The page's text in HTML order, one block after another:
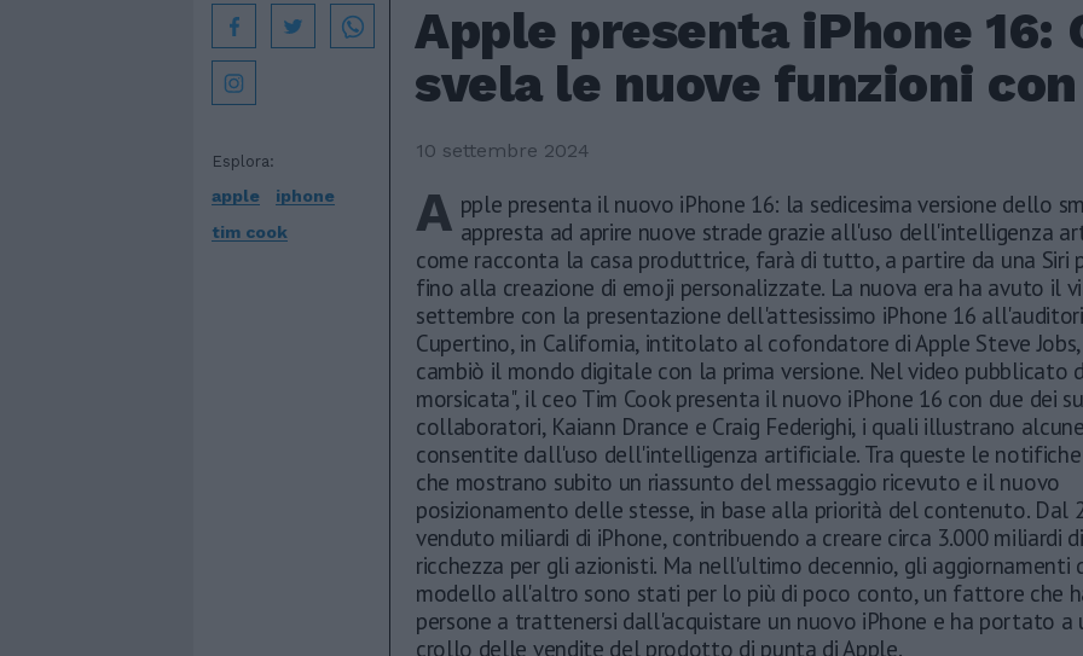
Apple presenta iPhone 16:
svela le nuove funzioni
10 settembre 2024
Esplora:
apple
iphone
tim cook
A pple presenta il nuovo iPhone 16: la sedicesima versione dello
appresta ad aprire nuove strade grazie all'uso dell'intelligenza
come racconta la casa produttrice, farà di tutto, a partire da una Siri
fino alla creazione di emoji personalizzate. La nuova era ha avuto il
settembre con la presentazione dell'attesissimo iPhone 16
Cupertino, in California, intitolato al cofondatore di Apple Steve
cambiò il mondo digitale con la prima versione. Nel video pubblicato
morsicata", il ceo Tim Cook presenta il nuovo iPhone 16 con due dei
collaboratori, Kaiann Drance e Craig Federighi, i quali illustrano
consentite dall'uso dell'intelligenza artificiale. Tra queste le
che mostrano subito un riassunto del messaggio ricevuto e il nuovo
posizionamento delle stesse, in base alla priorità del contenuto. Dal
venduto miliardi di iPhone, contribuendo a creare circa 3.000 miliardi
ricchezza per gli azionisti. Ma nell'ultimo decennio, gli aggiornamenti
modello all'altro sono stati per lo più di poco conto, un fattore che
persone a trattenersi dall'acquistare un nuovo iPhone e ha portato a
crollo delle vendite del prodotto di punta di Apple.